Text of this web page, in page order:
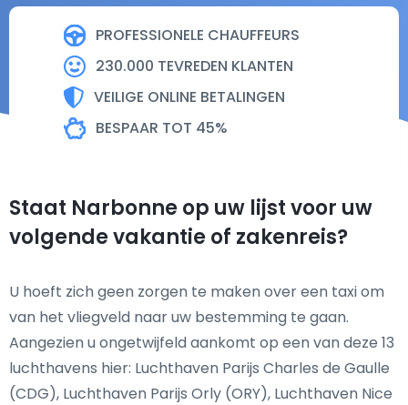
PROFESSIONELE CHAUFFEURS
230.000 TEVREDEN KLANTEN
VEILIGE ONLINE BETALINGEN
BESPAAR TOT 45%
Staat Narbonne op uw lijst voor uw
volgende vakantie of zakenreis?
U hoeft zich geen zorgen te maken over een taxi om
van het vliegveld naar uw bestemming te gaan.
Aangezien u ongetwijfeld aankomt op een van deze 13
luchthavens hier: Luchthaven Parijs Charles de Gaulle
(CDG), Luchthaven Parijs Orly (ORY), Luchthaven Nice